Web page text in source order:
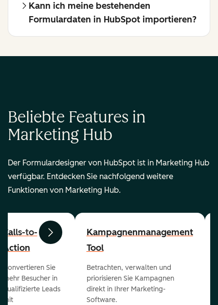
Kann ich meine bestehenden
Formulardaten in HubSpot importieren?
Beliebte Features in
Marketing Hub
Der Formulardesigner von HubSpot ist in Marketing Hub
verfügbar. Entdecken Sie nachfolgend weitere
Funktionen von Marketing Hub.
ZurückWeiter
Calls-to-
Action
Konvertieren Sie
mehr Besucher in
qualifizierte Leads
mit
Kampagnenmanagement
Tool
Betrachten, verwalten und
priorisieren Sie Kampagnen
direkt in Ihrer Marketing-
Software.